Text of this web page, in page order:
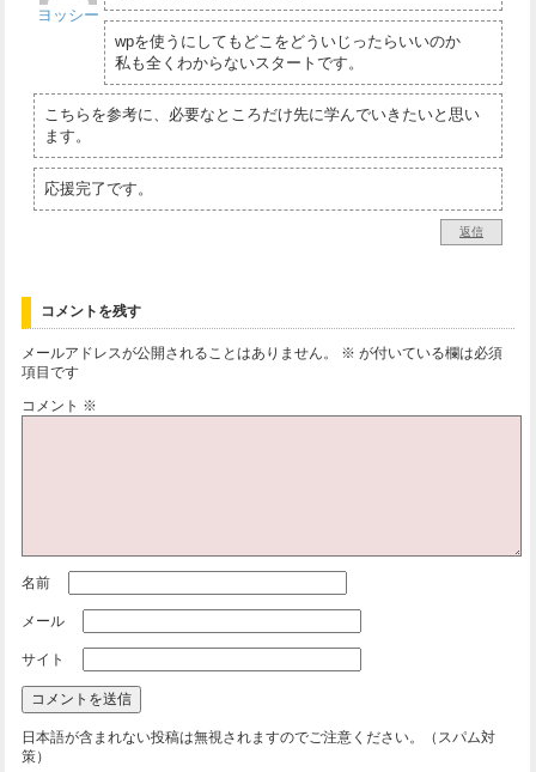
ヨッシー
wpを使うにしてもどこをどういじったらいいのか
私も全くわからないスタートです。
こちらを参考に、必要なところだけ先に学んでいきたいと思い
ます。
応援完了です。
返信
コメントを残す
メールアドレスが公開されることはありません。 ※ が付いている欄は必須
項目です
コメント ※
名前
メール
サイト
日本語が含まれない投稿は無視されますのでご注意ください。（スパム対
策）